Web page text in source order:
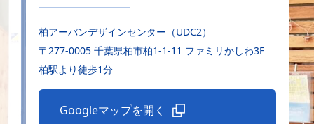
柏アーバンデザインセンター（UDC2）
〒277-0005 千葉県柏市柏1-1-11 ファミリかしわ3F
柏駅より徒歩1分
Googleマップを開く